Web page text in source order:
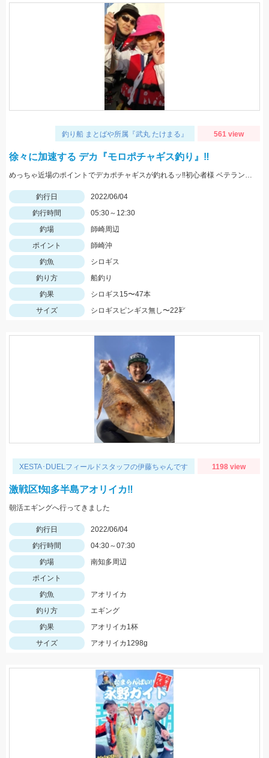
釣り船 まとばや所属『武丸 たけまる』 561 view
徐々に加速する デカ『モロポチャギス釣り』‼︎
めっちゃ近場のポイントでデカポチャギスが釣れるッ‼︎初心者様 ベテランの方々でも楽しめますッ(о´∀`о)
釣行日
2022/06/04
釣行時間
05:30～12:30
釣場
師崎周辺
ポイント
師崎沖
釣魚
シロギス
釣り方
船釣り
釣果
シロギス15〜47本
サイズ
シロギスピンギス無し〜22㌢
XESTA･DUELフィールドスタッフの伊藤ちゃんです 1198 view
激戦区❗知多半島アオリイカ‼️
朝活エギングへ行ってきました
釣行日
2022/06/04
釣行時間
04:30～07:30
釣場
南知多周辺
ポイント
釣魚
アオリイカ
釣り方
エギング
釣果
アオリイカ1杯
サイズ
アオリイカ1298g